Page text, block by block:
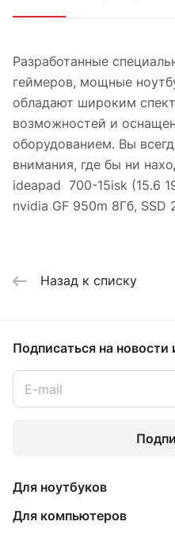
Разработанные
геймеров, мощные
обладают широким
возможностей и
оборудованием. Вы
внимания, где бы ни
ideapad 700-15isk (15.6
nvidia GF 950m 8Гб,
Назад к списку
Подписаться на новости
Для ноутбуков
Для компьютеров